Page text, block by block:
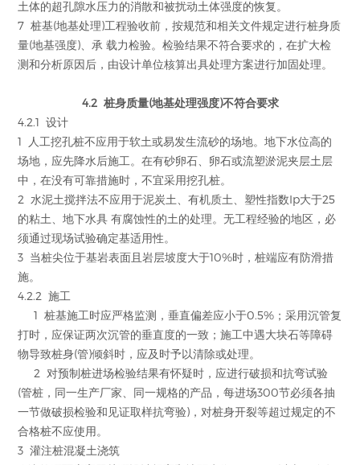
土体的超孔隙水压力的消散和被扰动土体强度的恢复。
7 桩基(地基处理)工程验收前，按规范和相关文件规定进行桩身质
量(地基强度)、承 载力检验。检验结果不符合要求的，在扩大检
测和分析原因后，由设计单位核算出具处理方案进行加固处理。
4.2 桩身质量(地基处理强度)不符合要求
4.2.1 设计
1 人工挖孔桩不应用于软土或易发生流砂的场地。地下水位高的
场地，应先降水后施工。在有砂卵石、卵石或流塑淤泥夹层土层
中，在没有可靠措施时，不宜采用挖孔桩。
2 水泥土搅拌法不应用于泥炭土、有机质土、塑性指数Ip大于25
的粘土、地下水具 有腐蚀性的土的处理。无工程经验的地区，必
须通过现场试验确定基适用性。
3 当桩尖位于基岩表面且岩层坡度大于10%时，桩端应有防滑措
施。
4.2.2 施工
1 桩基施工时应严格监测，垂直偏差应小于0.5%；采用沉管复
打时，应保证两次沉管的垂直度的一致；施工中遇大块石等障碍
物导致桩身(管)倾斜时，应及时予以清除或处理。
2 对预制桩进场检验结果有怀疑时，应进行破损和抗弯试验
(管桩，同一生产厂家、同一规格的产品，每进场300节必须各抽
一节做破损检验和见证取样抗弯验)，对桩身开裂等超过规定的不
合格桩不应使用。
3 灌注桩混凝土浇筑